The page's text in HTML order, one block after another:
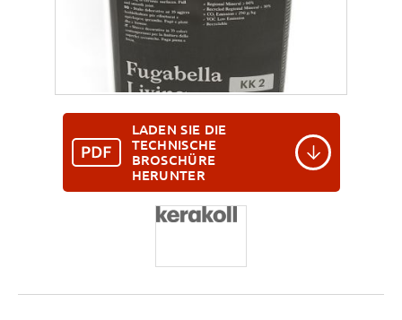
LADEN SIE DIE
TECHNISCHE
BROSCHÜRE
HERUNTER